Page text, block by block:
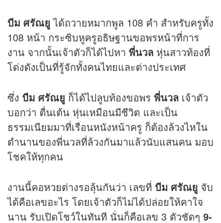
บีม ศรัณยูได้ถวายหมากพูล 108 คำ สำหรับครูทั้ง
108 หน้า กระซิบหูครูอธิษฐานขอพรหน้าที่การ
งาน จากนั้นเจ้าตัวก็ได้ไปหา พี่นวล หุ่นสาวท้องที่
โด่งดังเป็นที่รู้จักทั้งคนไทยและต่างประเทศ
ซึ่ง บีม ศรัณยู ก็ได้ไปลูบท้องขอพร พี่นวล เจ้าตัว
บอกว่า ตื่นเต้น หุ่นเหมือนมีชีวิต และเป็น
ธรรมเนียมมาที่เรือนหนังหน้าครู ก็ต้องล้วงไหใน
ตำนานของพี่นวลที่ล้วงกันมาแล้วนับแสนคน มอบ
โชคให้ทุกคน
งานนี้คอหวยต่างรอลุ้นกันว่า เลขที่ บีม ศรัณยู จับ
ได้คือเลขอะไร โดยเจ้าตัวก็ไม่ได้ปล่อยให้คาใจ
นาน รับเปิดโชว์ในทันที นั่นก็คือเลข 3 ตัวชัดๆ 9-